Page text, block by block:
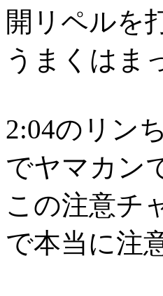
開リペルを
うまくはま
2:04のリン
でヤマカン
この注意チ
で本当に注